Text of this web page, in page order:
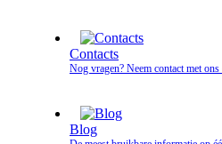
Contacts
Nog vragen? Neem contact met ons
Blog